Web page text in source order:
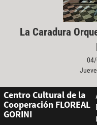
La Caradura
Centro Cultural de la
Cooperación FLOREAL
GORINI